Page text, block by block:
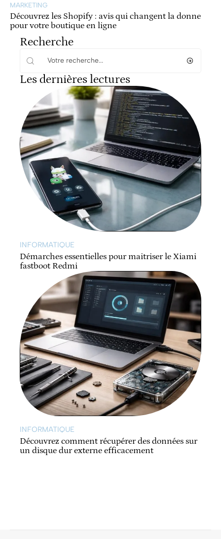
MARKETING
Découvrez les Shopify : avis qui changent la donne
pour votre boutique en ligne
Recherche
Les dernières lectures
INFORMATIQUE
Démarches essentielles pour maitriser le Xiami
fastboot Redmi
INFORMATIQUE
Découvrez comment récupérer des données sur
un disque dur externe efficacement